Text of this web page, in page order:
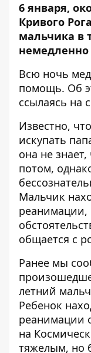
6 января,
Кривого
мальчика в
Всю ночь
помощь. Об
ссылаясь на
Известно,
искупать
она не
потом,
Мальчик
реанимации,
общается с
Ранее мы
летний
Ребенок
реанимации
на
тяжелым, но